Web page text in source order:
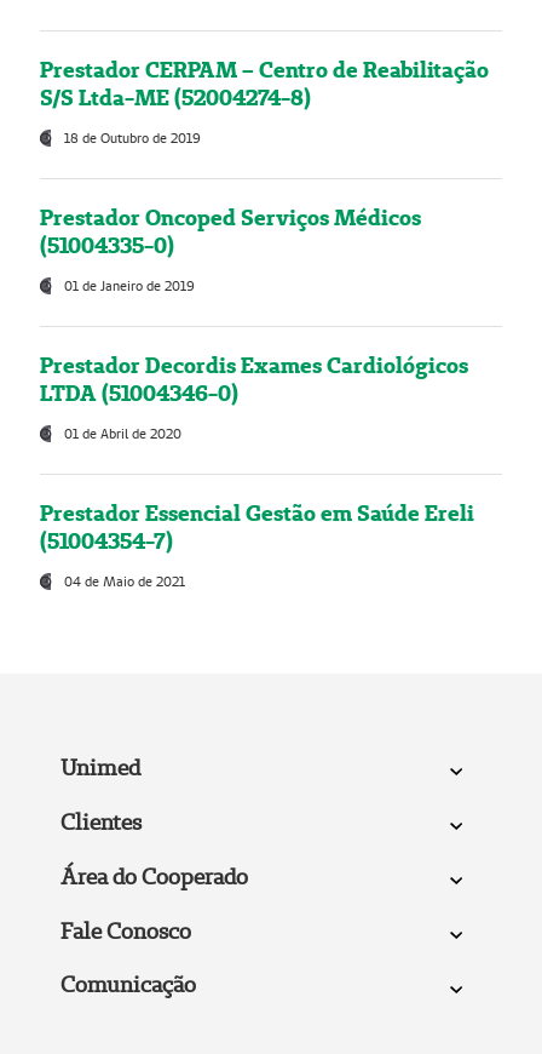
Prestador CERPAM – Centro de Reabilitação
S/S Ltda-ME (52004274-8)
18 de Outubro de 2019
Prestador Oncoped Serviços Médicos
(51004335-0)
01 de Janeiro de 2019
Prestador Decordis Exames Cardiológicos
LTDA (51004346-0)
01 de Abril de 2020
Prestador Essencial Gestão em Saúde Ereli
(51004354-7)
04 de Maio de 2021
Unimed
Clientes
Área do Cooperado
Fale Conosco
Comunicação